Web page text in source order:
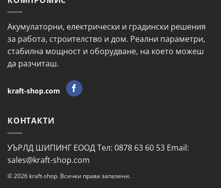
Акумулаторни, електрически и градински решения
за работа, строителство и дом. Реални параметри,
стабилна мощност и оборудване, на което можеш
да разчиташ.
kraft-shop.com
КОНТАКТИ
УЪРЛД ШИПИНГ ЕООД Тел: 0878 63 60 53 Email:
sales@kraft-shop.com
© 2026 kraft-shop. Всички права запазени.